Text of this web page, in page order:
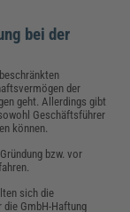
bei der
der
geht. Allerdings gibt
Geschäftsführer
können.
bzw. vor
sich die
GmbH-Haftung